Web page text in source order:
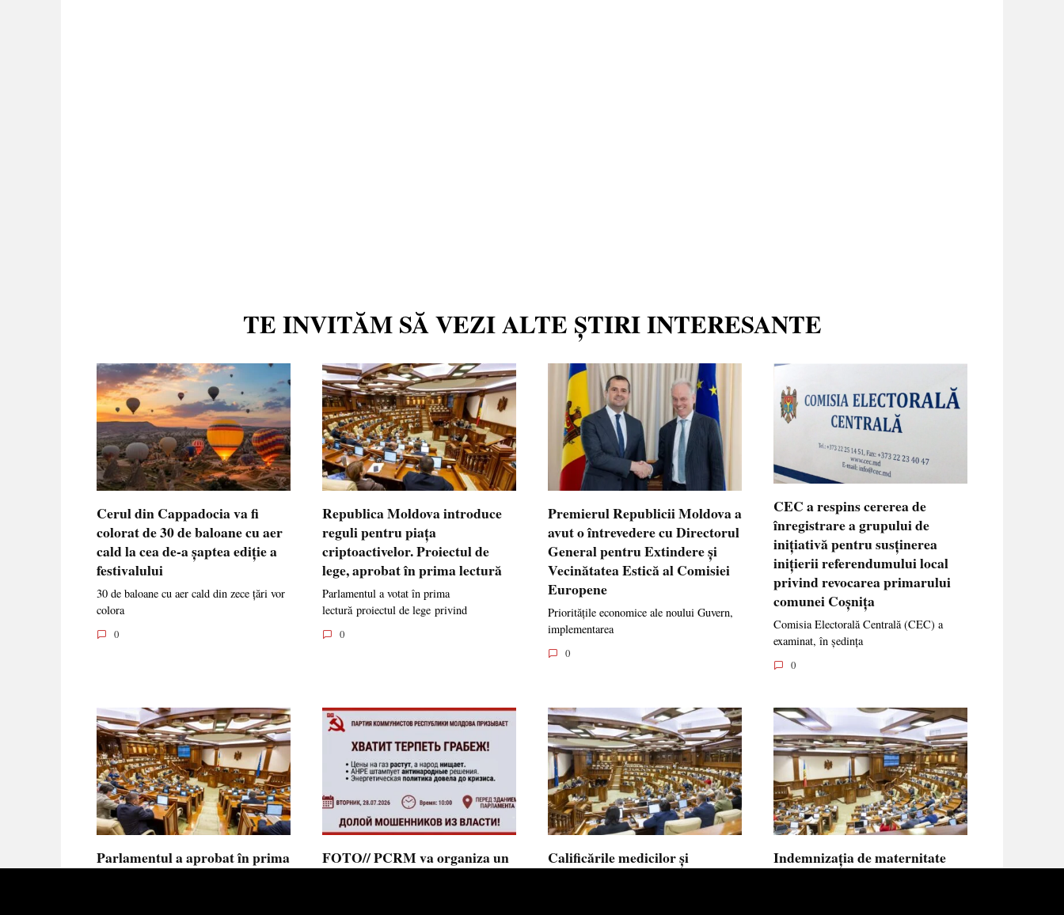
TE INVITĂM SĂ VEZI ALTE ȘTIRI INTERESANTE
Cerul din Cappadocia va fi
colorat de 30 de baloane cu aer
cald la cea de-a șaptea ediție a
festivalului
30 de baloane cu aer cald din zece țări vor
colora
0
Republica Moldova introduce
reguli pentru piața
criptoactivelor. Proiectul de
lege, aprobat în prima lectură
Parlamentul a votat în prima
lectură proiectul de lege privind
0
Premierul Republicii Moldova a
avut o întrevedere cu Directorul
General pentru Extindere și
Vecinătatea Estică al Comisiei
Europene
Prioritățile economice ale noului Guvern,
implementarea
0
CEC a respins cererea de
înregistrare a grupului de
inițiativă pentru susținerea
inițierii referendumului local
privind revocarea primarului
comunei Coșnița
Comisia Electorală Centrală (CEC) a
examinat, în ședința
0
Parlamentul a aprobat în prima
FOTO// PCRM va organiza un
Calificările medicilor și
Indemnizația de maternitate